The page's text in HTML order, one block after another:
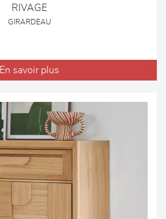
RIVAGE
GIRARDEAU
En savoir plus